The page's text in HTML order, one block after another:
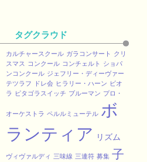
タグクラウド
カルチャースクール ガラコンサート
クリ
スマス
コンクール コンチェルト
ショパ
ンコンクール ジェフリー・ディーヴァー
テツラフ
ドレ会 ヒラリー・ハーン ビオ
ラ
ピタゴラスイッチ ブルーマン プロ・
オーケストラ ペルルミューテル ボ
ランティア
リズム
ヴィヴァルディ 三味線 三連符 募集 子